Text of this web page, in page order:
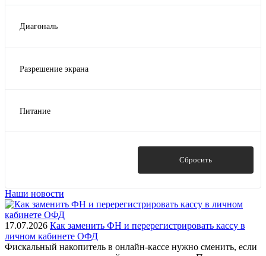
Диагональ
Разрешение экрана
Питание
Сбросить
Наши новости
17.07.2026 Как заменить ФН и перерегистрировать кассу в
личном кабинете ОФД
Фискальный накопитель в онлайн-кассе нужно сменить, если